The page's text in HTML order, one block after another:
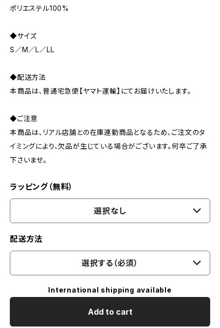
ポリエステル100%
◆サイズ
S／M／L／LL
◆配送方法
本商品は、普通宅急便【ヤマト運輸】にてお届けいたします。
◆ご注意
本商品は、リアル店舗との在庫連動商品となるため、ご注文のタ
イミングにより、欠品が生じている場合がございます。何卒ご了承
下さいませ。
ラッピング（無料）
選択なし
配送方法
選択する（必須）
International shipping available
Add to cart